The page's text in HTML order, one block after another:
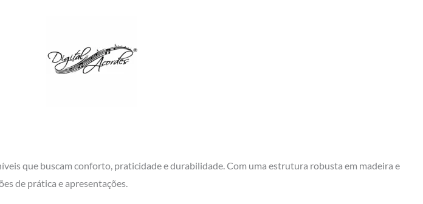
que buscam conforto, praticidade e durabilidade. Com uma estrutura robusta em madeira e
de prática e apresentações.